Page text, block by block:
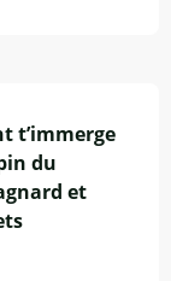
t’immerge
du
et